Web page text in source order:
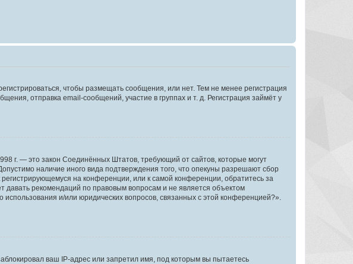
чтобы размещать сообщения, или нет. Тем не менее регистрация
отправка email-сообщений, участие в группах и т. д. Регистрация займёт у
г. — это закон Соединённых Штатов, требующий от сайтов, которые могут
наличие иного вида подтверждения того, что опекуны разрешают сбор
на конференции, или к самой конференции, обратитесь за
рекомендаций по правовым вопросам и не является объектом
и/или юридических вопросов, связанных с этой конференцией?».
ваш IP-адрес или запретил имя, под которым вы пытаетесь